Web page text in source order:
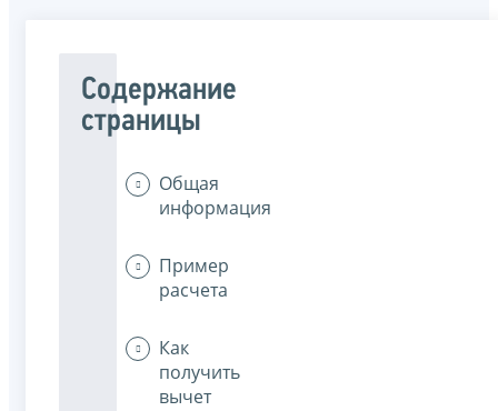
Содержание
страницы
Общая
информация
Пример
расчета
Как
получить
вычет